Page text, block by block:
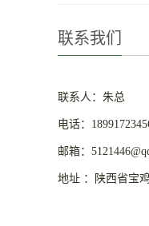
联系我们
联系人：朱总
电话：
邮箱：
地址 ：陕西省宝